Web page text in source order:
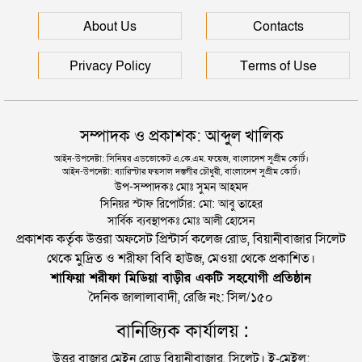
সিলেটে হামের উপসর্গ আরও ২ শিশুর মৃত্যু
About Us Contacts
Privacy Policy Terms of Use
সম্পাদক ও প্রকাশক: আব্দুল খালিক
আইন-উপদেষ্টা: সিনিয়র এডভোকেট এ.কে.এম. ফয়েজ, বাংলাদেশ সুপ্রীম কোর্ট।
আইন-উপদেষ্টা: ব্যারিস্টার ফয়সাল দস্তগীর চৌধুরী, বাংলাদেশ সুপ্রীম কোর্ট।
উপ-সম্পাদকঃ মোঃ সুমন আহমদ
সিনিয়র স্টাফ রিপোর্টার: মো: আবু তাহের
সার্বিক ব্যবস্থাপকঃ মোঃ আলী হোসেন
প্রকাশক কর্তৃক উত্তরা অফসেট প্রিন্টার্স কলেজ রোড, বিয়ানীবাজার সিলেট
থেকে মুদ্রিত ও শরীফা বিবি হাউজ, মেওয়া থেকে প্রকাশিত।
শাফিয়া শরীফা মিডিয়া বাড়ীর একটি সহযোগী প্রতিষ্ঠান
দৈনিক জালালাবাদী, রেজি নং: সিল/১৫০
বানিজ্যিক কার্যালয় :